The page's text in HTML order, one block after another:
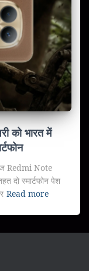
को भारत में
Redmi Note
दो स्मार्टफोन पेश
Read more